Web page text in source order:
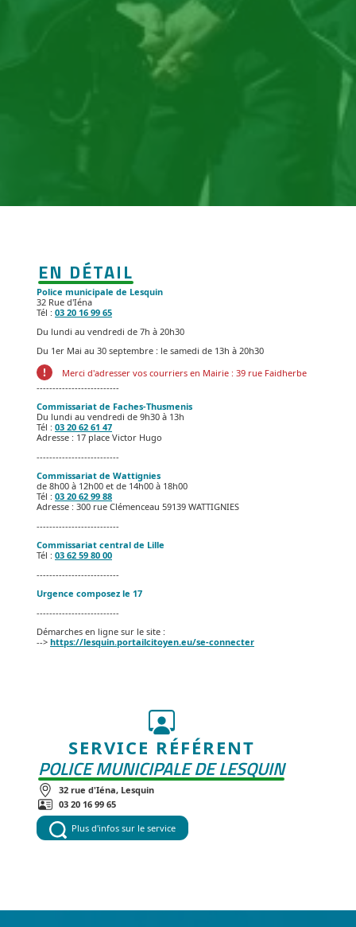
EN DÉTAIL
Police municipale de Lesquin
32 Rue d'Iéna
Tél : 03 20 16 99 65
Du lundi au vendredi de 7h à 20h30
Du 1er Mai au 30 septembre : le samedi de 13h à 20h30
Merci d'adresser vos courriers en Mairie : 39 rue Faidherbe
--------------------------
Commissariat de Faches-Thusmenis
Du lundi au vendredi de 9h30 à 13h
Tél : 03 20 62 61 47
Adresse : 17 place Victor Hugo
--------------------------
Commissariat de Wattignies
de 8h00 à 12h00 et de 14h00 à 18h00
Tél : 03 20 62 99 88
Adresse : 300 rue Clémenceau 59139 WATTIGNIES
--------------------------
Commissariat central de Lille
Tél : 03 62 59 80 00
--------------------------
Urgence composez le 17
--------------------------
Démarches en ligne sur le site :
--> https://lesquin.portailcitoyen.eu/se-connecter
SERVICE RÉFÉRENT
POLICE MUNICIPALE DE LESQUIN
32 rue d'Iéna, Lesquin
03 20 16 99 65
Plus d'infos sur le service